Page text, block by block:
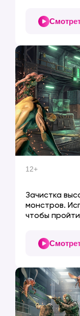
12+
Зачистка
монстров.
чтобы